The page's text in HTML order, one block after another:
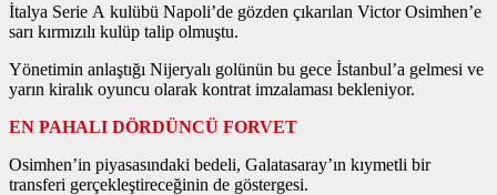
İtalya Serie A kulübü Napoli’de gözden çıkarılan Victor Osimhen’e
sarı kırmızılı kulüp talip olmuştu.
Yönetimin anlaştığı Nijeryalı golünün bu gece İstanbul’a gelmesi ve
yarın kiralık oyuncu olarak kontrat imzalaması bekleniyor.
EN PAHALI DÖRDÜNCÜ FORVET
Osimhen’in piyasasındaki bedeli, Galatasaray’ın kıymetli bir
transferi gerçekleştireceğinin de göstergesi.